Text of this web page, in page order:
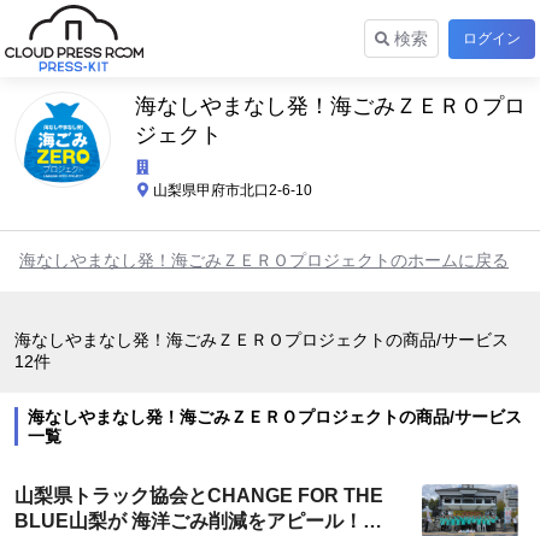
検索 ログイン
海なしやまなし発！海ごみＺＥＲＯプロ
ジェクト
山梨県甲府市北口2-6-10
海なしやまなし発！海ごみＺＥＲＯプロジェクトのホームに戻る
海なしやまなし発！海ごみＺＥＲＯプロジェクトの商品/サービス
12件
海なしやまなし発！海ごみＺＥＲＯプロジェクトの商品/サービス
一覧
山梨県トラック協会とCHANGE FOR THE
BLUE山梨が 海洋ごみ削減をアピール！